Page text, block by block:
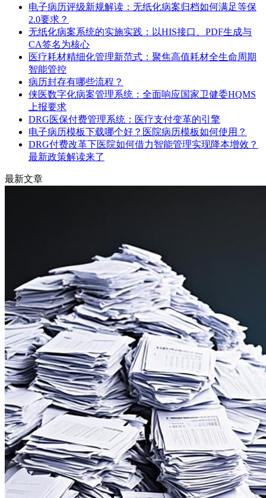
电子病历评级新规解读：无纸化病案归档如何满足等保
2.0要求？
无纸化病案系统的实施实践：以HIS接口、PDF生成与
CA签名为核心
医疗耗材精细化管理新范式：聚焦高值耗材全生命周期
智能管控
病历封存有哪些流程？
侠医数字化病案管理系统：全面响应国家卫健委HQMS
上报要求
DRG医保付费管理系统：医疗支付变革的引擎
电子病历模板下载哪个好？医院病历模板如何使用？
DRG付费改革下医院如何借力智能管理实现降本增效？
最新政策解读来了
最新文章